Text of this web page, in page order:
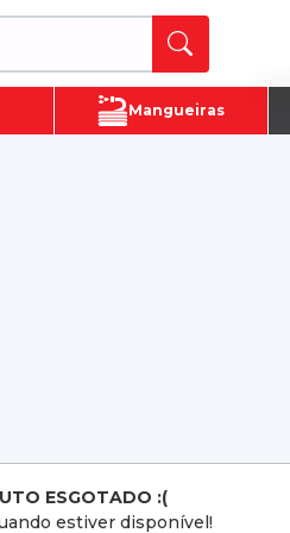
Mangueiras
ESGOTADO :(
estiver disponível!